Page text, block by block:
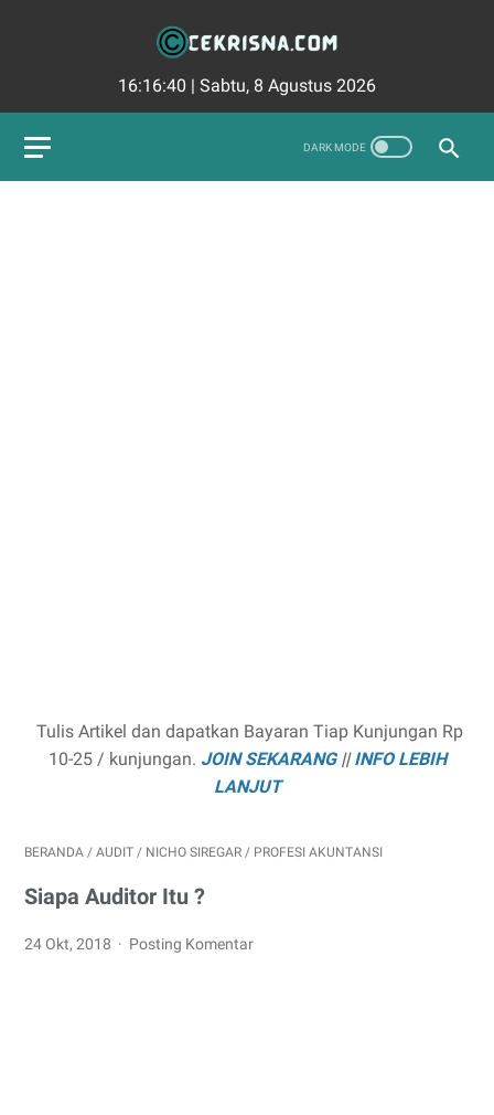
16:16:41 | Sabtu, 8 Agustus 2026
Tulis Artikel dan dapatkan Bayaran Tiap Kunjungan Rp
10-25 / kunjungan. JOIN SEKARANG||INFO LEBIH
LANJUT
BERANDA / AUDIT / NICHO SIREGAR / PROFESI AKUNTANSI
Siapa Auditor Itu ?
24 Okt, 2018 Posting Komentar